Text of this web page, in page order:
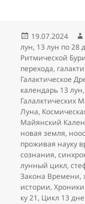
Опубликовано
19.07.2024
лун, 13 лун по 28
Ритмической Бури
перехода,
Галактическое
календарь 13 лун,
Галалктических
Луна,
Майянский
новая земля,
проживая науку
сознания,
лунный цикл,
Закона Времени,
истории,
ку 21, Цикл 13